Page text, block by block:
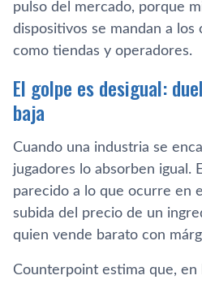
pulso del mercado, porque
dispositivos se mandan a los
como tiendas y operadores.
El golpe es desigual:
baja
Cuando una industria se
jugadores lo absorben igual.
parecido a lo que ocurre en
subida del precio de un
quien vende barato con
Counterpoint estima que, en